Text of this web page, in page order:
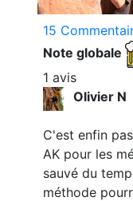
15
Note globale
1 avis
Olivier N
C'est enfin
AK pour les
sauvé du
méthode